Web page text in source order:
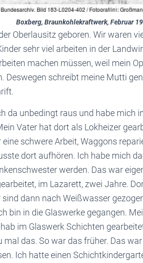
Boxberg, Braunkohlekraftwerk, Februar
Oberlausitz geboren. Wir waren
sehr viel arbeiten in der
machen müssen, weil mein
Deswegen schreibt meine Mutti
da unbedingt raus und habe mich
Vater hat dort als Lokheizer
schwere Arbeit, Waggons
dort aufhören. Ich habe mich
werden. Das war
im Lazarett, zwei Jahre.
dann nach Weißwasser
bin in die Glaswerke gegangen.
im Glaswerk Schichten
mal das. So war das früher. Das
Ich hatte einen